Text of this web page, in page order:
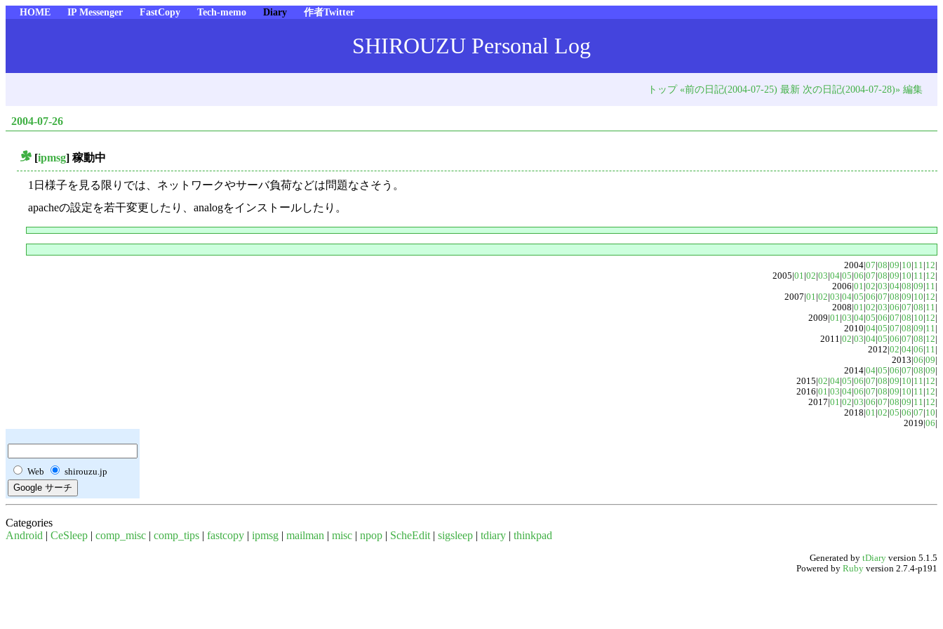
HOME IP Messenger FastCopy Tech-memo Diary 作者Twitter
SHIROUZU Personal Log
トップ «前の日記(2004-07-25) 最新 次の日記(2004-07-28)» 編集
2004-07-26
[ipmsg] 稼動中
1日様子を見る限りでは、ネットワークやサーバ負荷などは問題なさそう。
apacheの設定を若干変更したり、analogをインストールしたり。
2004|07|08|09|10|11 |12|
2005|01 |02|03|04|05|06|07|08|09|10|11 |12|
2006|01 |02|03|04|08|09|11 |
2007|01 |02|03|04|05|06|07|08|09|10|12|
2008|01 |02|03|06|07|08|11 |
2009|01 |03|04|05|06|07|08|10|12|
2010|04|05|07|08|09|11 |
2011|02|03|04|05|06|07|08|12|
2012|02|04|06|11 |
2013|06|09|
2014|04|05|06|07|08|09|
2015|02|04|05|06|07|08|09|10|11 |12|
2016|01 |03|04|06|07|08|09|10|11 |12|
2017|01 |02|03|06|07|08|09|11 |12|
2018|01 |02|05|06|07|10|
2019|06|
Web shirouzu.jp
Categories
Android | CeSleep | comp_misc | comp_tips | fastcopy | ipmsg | mailman | misc | npop | ScheEdit | sigsleep | tdiary | thinkpad
Generated by tDiary version 5.1.5
Powered by Ruby version 2.7.4-p191